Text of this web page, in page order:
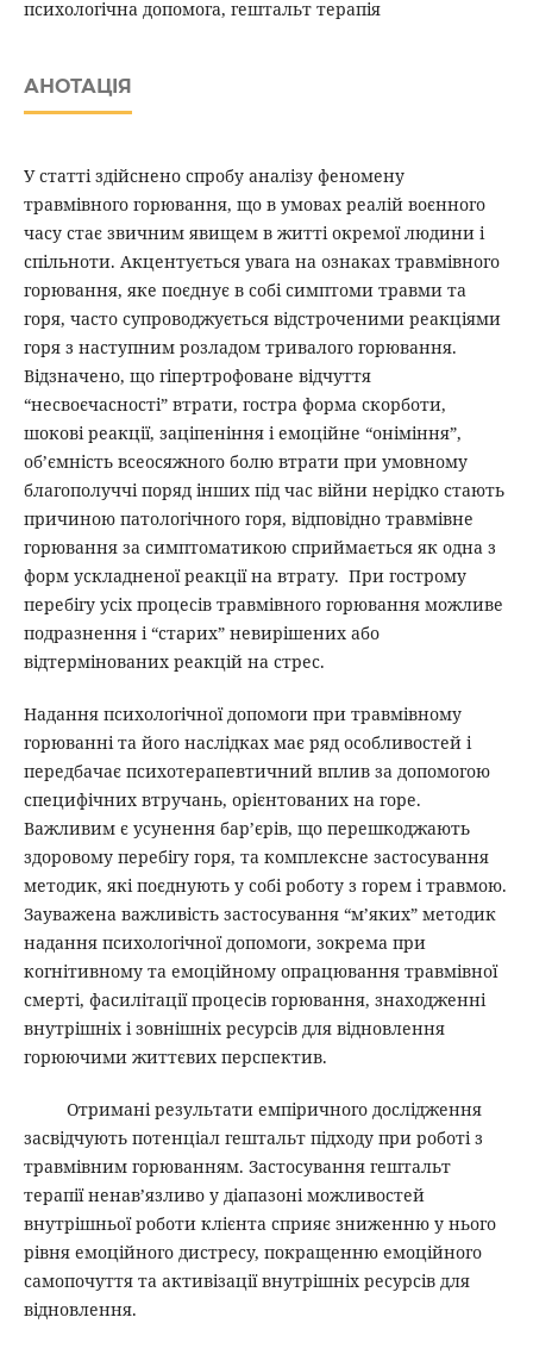
психологічна допомога, гештальт терапія
АНОТАЦІЯ
У статті здійснено спробу аналізу феномену
травмівного горювання, що в умовах реалій воєнного
часу стає звичним явищем в житті окремої людини і
спільноти. Акцентується увага на ознаках травмівного
горювання, яке поєднує в собі симптоми травми та
горя, часто супроводжується відстроченими реакціями
горя з наступним розладом тривалого горювання.
Відзначено, що гіпертрофоване відчуття
“несвоєчасності” втрати, гостра форма скорботи,
шокові реакції, заціпеніння і емоційне “оніміння”,
об’ємність всеосяжного болю втрати при умовному
благополуччі поряд інших під час війни нерідко стають
причиною патологічного горя, відповідно травмівне
горювання за симптоматикою сприймається як одна з
форм ускладненої реакції на втрату. При гострому
перебігу усіх процесів травмівного горювання можливе
подразнення і “старих” невирішених або
відтермінованих реакцій на стрес.
Надання психологічної допомоги при травмівному
горюванні та його наслідках має ряд особливостей і
передбачає психотерапевтичний вплив за допомогою
специфічних втручань, орієнтованих на горе.
Важливим є усунення бар’єрів, що перешкоджають
здоровому перебігу горя, та комплексне застосування
методик, які поєднують у собі роботу з горем і травмою.
Зауважена важливість застосування “м’яких” методик
надання психологічної допомоги, зокрема при
когнітивному та емоційному опрацювання травмівної
смерті, фасилітації процесів горювання, знаходженні
внутрішніх і зовнішніх ресурсів для відновлення
горюючими життєвих перспектив.
Отримані результати емпіричного дослідження
засвідчують потенціал гештальт підходу при роботі з
травмівним горюванням. Застосування гештальт
терапії ненав’язливо у діапазоні можливостей
внутрішньої роботи клієнта сприяє зниженню у нього
рівня емоційного дистресу, покращенню емоційного
самопочуття та активізації внутрішніх ресурсів для
відновлення.